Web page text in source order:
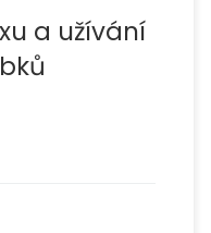
a užívání